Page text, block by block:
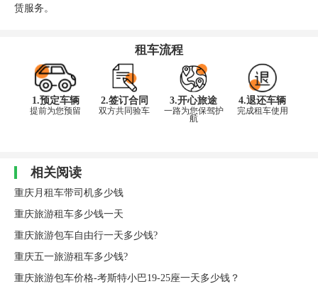
赁服务。
租车流程
1.预定车辆
提前为您预留
2.签订合同
双方共同验车
3.开心旅途
一路为您保驾护
航
4.退还车辆
完成租车使用
相关阅读
重庆月租车带司机多少钱
重庆旅游租车多少钱一天
重庆旅游包车自由行一天多少钱?
重庆五一旅游租车多少钱?
重庆旅游包车价格-考斯特小巴19-25座一天多少钱？